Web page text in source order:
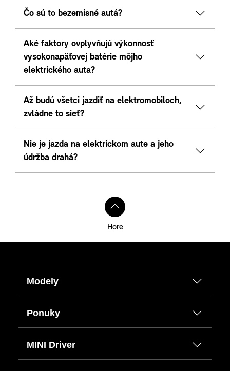
Čo sú to bezemisné autá?
Aké faktory ovplyvňujú výkonnosť
vysokonapäťovej batérie môjho
elektrického auta?
Až budú všetci jazdiť na elektromobiloch,
zvládne to sieť?
Nie je jazda na elektrickom aute a jeho
údržba drahá?
Hore
Modely
Ponuky
MINI Driver